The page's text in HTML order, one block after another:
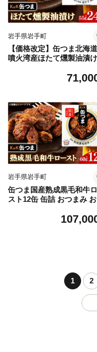
岩手県岩手町
【価格改定】缶つま北海道
噴火湾産ほたて燻製油漬
ット お酒に合う ほたて
お酒 晩酌 缶詰め 非常食
県 岩手町 カメイ
岩手県岩手町
缶つま国産熟成黒毛和牛
スト12缶 缶詰 おつまみ
牛肉 黒毛和牛 熟成 贈答
1 2